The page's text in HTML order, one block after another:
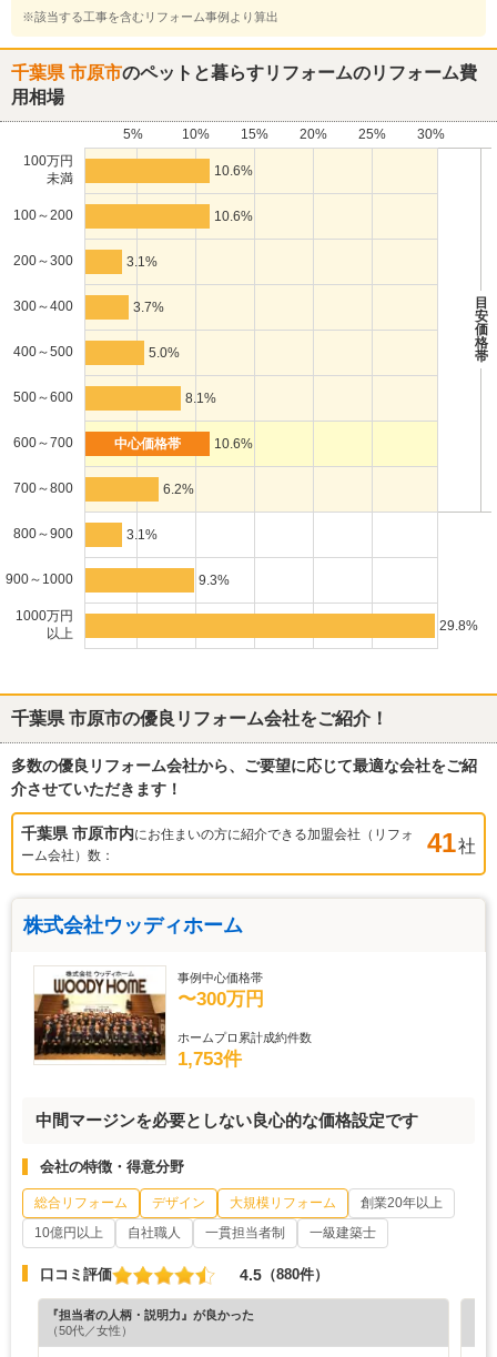
※該当する工事を含むリフォーム事例より算出
千葉県 市原市のペットと暮らすリフォームのリフォーム費
用相場
5% 10% 15% 20% 25%
30%
100万円
未満
10.6%
目
安
価
格
帯
100～200 10.6%
200～300 3.1%
300～400 3.7%
400～500 5.0%
500～600 8.1%
600～700 10.6%
700～800 6.2%
800～900 3.1%
900～1000 9.3%
1000万円
以上
29.8%
千葉県 市原市の優良リフォーム会社をご紹介！
多数の優良リフォーム会社から、ご要望に応じて最適な会社をご紹
介させていただきます！
千葉県 市原市内にお住まいの方に紹介できる加盟会社（リフォ
ーム会社）数：
41社
株式会社ウッディホーム
事例中心価格帯
〜300万円
ホームプロ累計成約件数
1,753件
中間マージンを必要としない良心的な価格設定です
会社の特徴・得意分野
総合リフォーム デザイン 大規模リフォーム
創業20年以上
10億円以上
自社職人 一貫担当者制 一級建築士
口コミ評価 4.5 （880件）
『担当者の人柄・説明力』が良かった
（50代／女性）